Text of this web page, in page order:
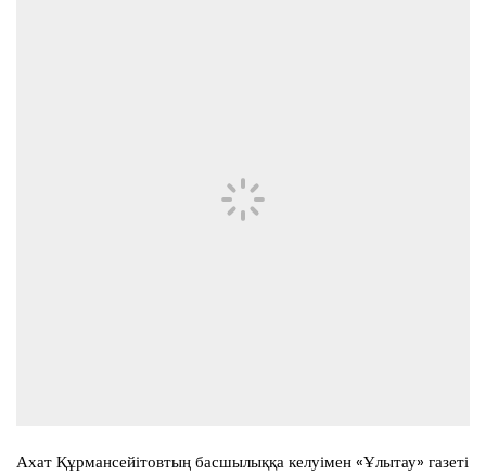
Ахат Құрмансейітовтың басшылыққа келуімен «Ұлытау» газеті